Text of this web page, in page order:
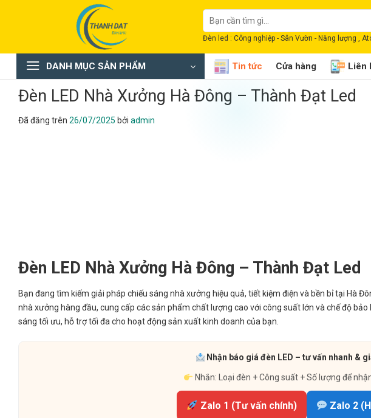
dung
Tìm
kiếm:
Đèn led : Công nghiệp - Sân Vườn - Năng lượng ,
DANH MỤC SẢN PHẨM Tin tức Cửa hàng Liên
Đèn LED Nhà Xưởng Hà Đông – Thành Đạt Led
Đã đăng trên 26/07/2025 bởi admin
Đèn LED Nhà Xưởng Hà Đông – Thành Đạt Led
Bạn đang tìm kiếm giải pháp chiếu sáng nhà xưởng hiệu quả, tiết kiệm điện và bền bỉ tại Hà
nhà xưởng hàng đầu, cung cấp các sản phẩm chất lượng cao với công suất lớn và chế độ
sáng tối ưu, hỗ trợ tối đa cho hoạt động sản xuất kinh doanh của bạn.
Nhận báo giá đèn LED – tư vấn nhanh &
Nhắn: Loại đèn + Công suất + Số lượng để
Zalo 1 (Tư vấn chính) Zalo 2